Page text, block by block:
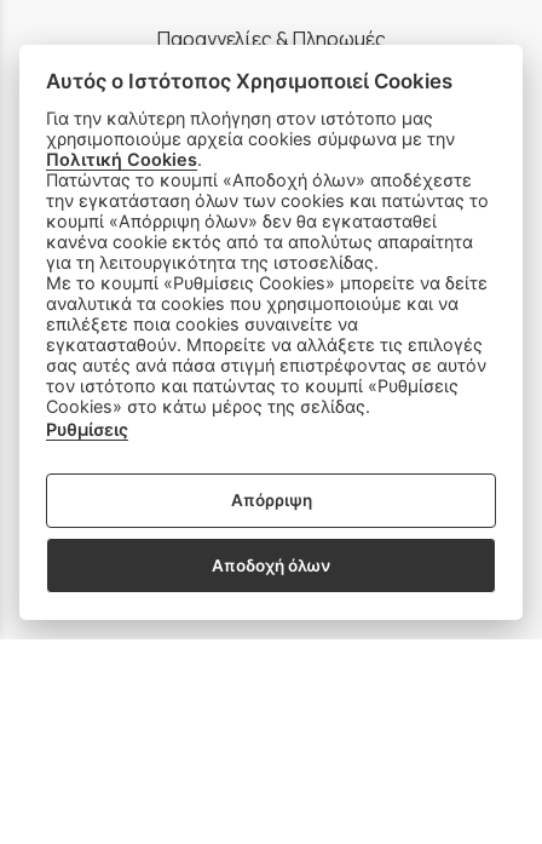
Παραγγελίες & Πληρωμές
Πολιτική Απορρήτου
Ρυθμίσεις Cookies
Όροι Χρήσης & Ασφάλεια
ΠΡΟΪΟΝΤΑ
Ραπτομηχανές
Είδη Ραπτικής
Ανταλλακτικά
SOCIAL MEDIA
Αυτός ο Ιστότοπος Χρησιμοποιεί Cookies
Για την καλύτερη πλοήγηση στον ιστότοπο μας
χρησιμοποιούμε αρχεία cookies σύμφωνα με την
Πολιτική Cookies.
Πατώντας το κουμπί «Αποδοχή όλων» αποδέχεστε
την εγκατάσταση όλων των cookies και πατώντας το
κουμπί «Απόρριψη όλων» δεν θα εγκατασταθεί
κανένα cookie εκτός από τα απολύτως απαραίτητα
για τη λειτουργικότητα της ιστοσελίδας.
Με το κουμπί «Ρυθμίσεις Cookies» μπορείτε να δείτε
αναλυτικά τα cookies που χρησιμοποιούμε και να
επιλέξετε ποια cookies συναινείτε να
εγκατασταθούν. Μπορείτε να αλλάξετε τις επιλογές
σας αυτές ανά πάσα στιγμή επιστρέφοντας σε αυτόν
τον ιστότοπο και πατώντας το κουμπί «Ρυθμίσεις
Cookies» στο κάτω μέρος της σελίδας.
Ρυθμίσεις
Απόρριψη
Αποδοχή όλων